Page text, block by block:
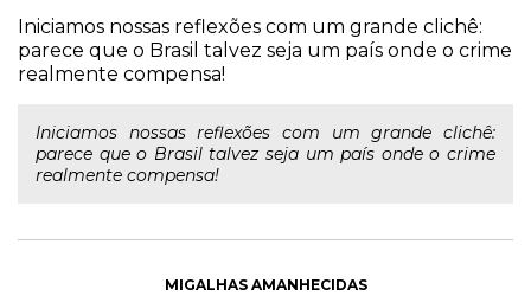
Iniciamos nossas reflexões com um grande clichê:
parece que o Brasil talvez seja um país onde o crime
realmente compensa!
Iniciamos nossas reflexões com um grande clichê:
parece que o Brasil talvez seja um país onde o crime
realmente compensa!
MIGALHAS AMANHECIDAS